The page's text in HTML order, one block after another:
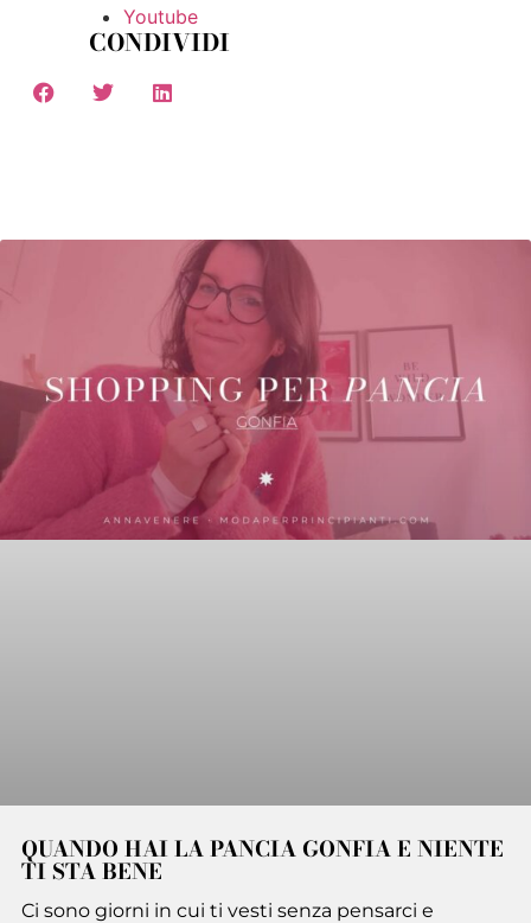
Youtube
CONDIVIDI
QUANDO HAI LA PANCIA GONFIA E NIENTE
TI STA BENE
Ci sono giorni in cui ti vesti senza pensarci e